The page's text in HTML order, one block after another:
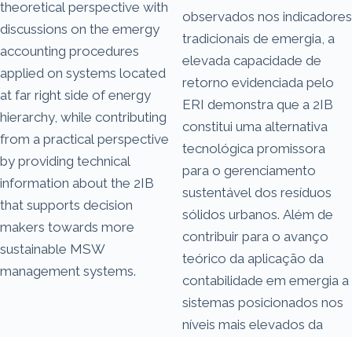
theoretical perspective with
discussions on the emergy
accounting procedures
applied on systems located
at far right side of energy
hierarchy, while contributing
from a practical perspective
by providing technical
information about the 2IB
that supports decision
makers towards more
sustainable MSW
management systems.
observados nos indicadores
tradicionais de emergia, a
elevada capacidade de
retorno evidenciada pelo
ERI demonstra que a 2IB
constitui uma alternativa
tecnológica promissora
para o gerenciamento
sustentável dos resíduos
sólidos urbanos. Além de
contribuir para o avanço
teórico da aplicação da
contabilidade em emergia a
sistemas posicionados nos
níveis mais elevados da